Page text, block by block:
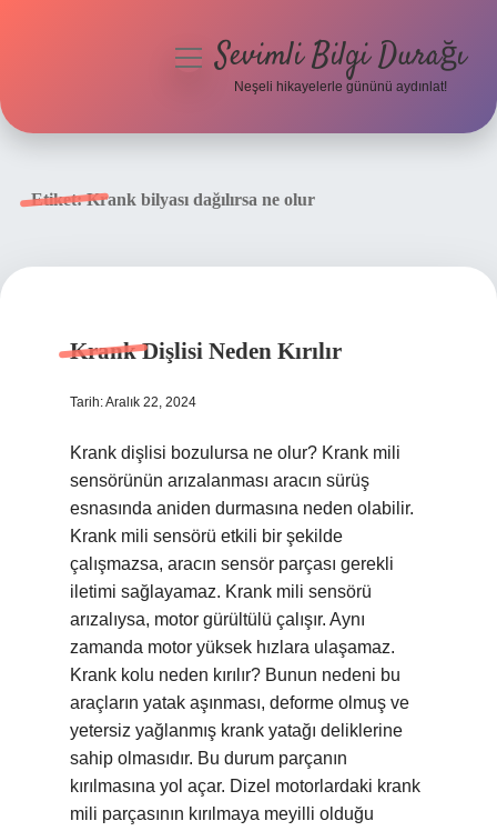
menüyüSevimli Bilgi Durağı
Neşeli hikayelerle gününü aydınlat!
Etiket:Krank bilyası dağılırsa ne olur
Krank Dişlisi Neden Kırılır
Tarih: Aralık 22, 2024
Krank dişlisi bozulursa ne olur? Krank mili
sensörünün arızalanması aracın sürüş
esnasında aniden durmasına neden olabilir.
Krank mili sensörü etkili bir şekilde
çalışmazsa, aracın sensör parçası gerekli
iletimi sağlayamaz. Krank mili sensörü
arızalıysa, motor gürültülü çalışır. Aynı
zamanda motor yüksek hızlara ulaşamaz.
Krank kolu neden kırılır? Bunun nedeni bu
araçların yatak aşınması, deforme olmuş ve
yetersiz yağlanmış krank yatağı deliklerine
sahip olmasıdır. Bu durum parçanın
kırılmasına yol açar. Dizel motorlardaki krank
mili parçasının kırılmaya meyilli olduğu